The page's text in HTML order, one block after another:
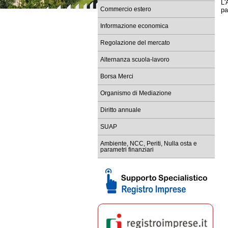
Commercio estero
Informazione economica
Regolazione del mercato
Alternanza scuola-lavoro
Borsa Merci
Organismo di Mediazione
Diritto annuale
SUAP
Ambiente, NCC, Periti, Nulla osta e
parametri finanziari